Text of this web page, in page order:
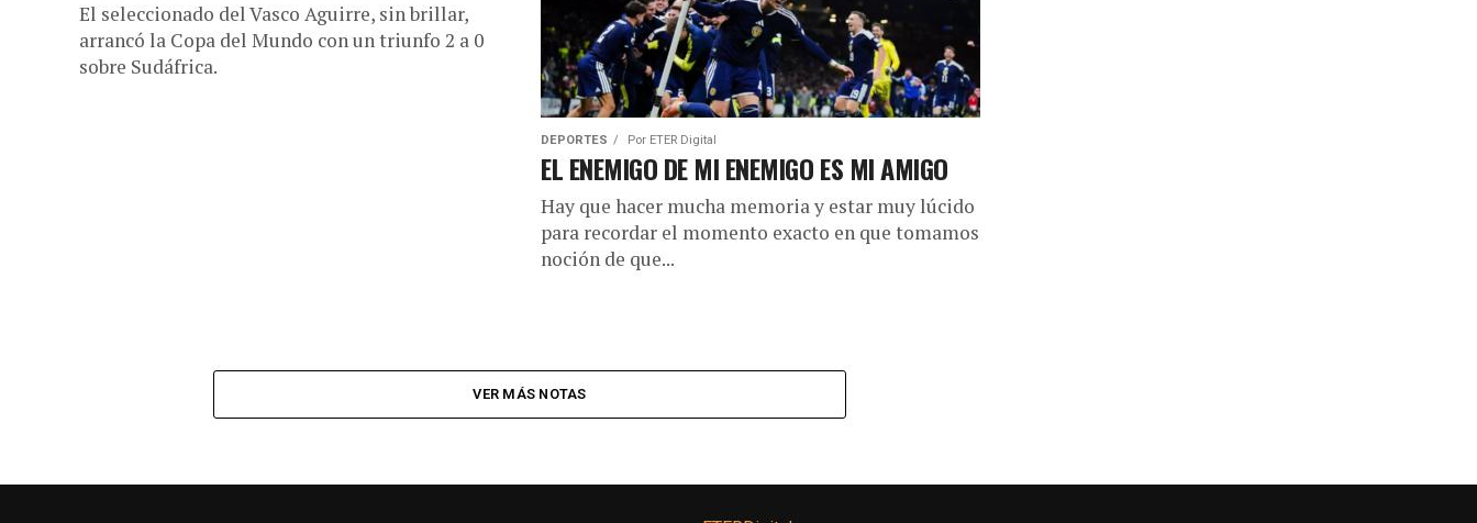
El seleccionado del Vasco Aguirre, sin brillar,
arrancó la Copa del Mundo con un triunfo 2 a 0
sobre Sudáfrica.
DEPORTES Por ETER Digital
EL ENEMIGO DE MI ENEMIGO ES MI AMIGO
Hay que hacer mucha memoria y estar muy lúcido
para recordar el momento exacto en que tomamos
noción de que...
VER MÁS NOTAS